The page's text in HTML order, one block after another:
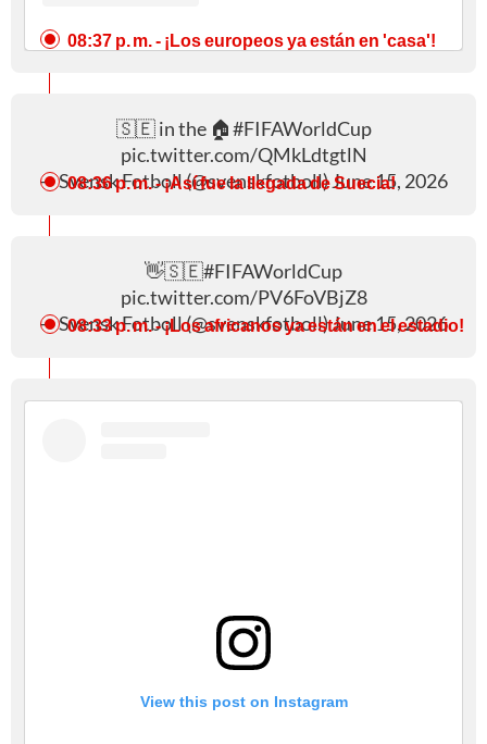
08:37 p. m.- ¡Los europeos ya están en 'casa'!
🇸🇪 in the 🏠#FIFAWorldCup
pic.twitter.com/QMkLdtgtlN
— Svensk Fotboll (@svenskfotboll)June 15, 2026
08:36 p. m.- ¡Así fue la llegada de Suecia!
👋🇸🇪#FIFAWorldCup
pic.twitter.com/PV6FoVBjZ8
— Svensk Fotboll (@svenskfotboll)June 15, 2026
08:33 p. m.- ¡Los africanos ya están en el estadio!
View this post on Instagram